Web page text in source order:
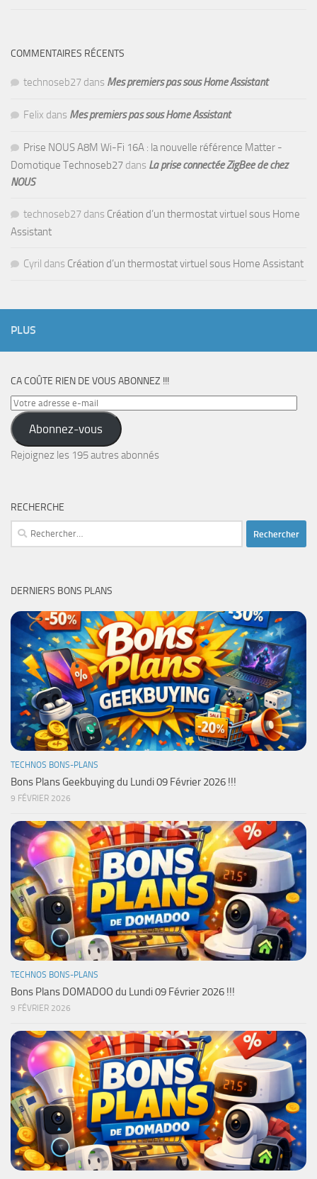
COMMENTAIRES RÉCENTS
technoseb27 dans Mes premiers pas sous Home Assistant
Felix dans Mes premiers pas sous Home Assistant
Prise NOUS A8M Wi-Fi 16A : la nouvelle référence Matter -
Domotique Technoseb27 dans La prise connectée ZigBee de chez
NOUS
technoseb27 dans Création d’un thermostat virtuel sous Home
Assistant
Cyril dans Création d’un thermostat virtuel sous Home Assistant
PLUS
CA COÛTE RIEN DE VOUS ABONNEZ !!!
Votre
adresse
e-
mail
Abonnez-vous
Rejoignez les 195 autres abonnés
RECHERCHE
Rechercher :
DERNIERS BONS PLANS
TECHNOS BONS-PLANS
Bons Plans Geekbuying du Lundi 09 Février 2026 !!!
9 FÉVRIER 2026
TECHNOS BONS-PLANS
Bons Plans DOMADOO du Lundi 09 Février 2026 !!!
9 FÉVRIER 2026